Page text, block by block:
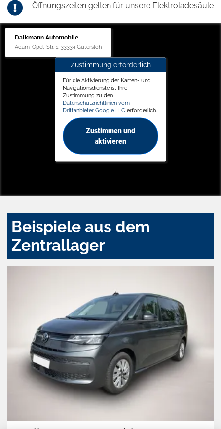
Öffnungszeiten gelten für unsere Elektroladesäule
Dalkmann Automobile
Adam-Opel-Str. 1, 33334 Gütersloh
Zustimmung erforderlich
Für die Aktivierung der Karten- und
Navigationsdienste ist Ihre
Zustimmung zu den
Datenschutzrichtlinien vom
Drittanbieter Google LLC erforderlich.
Zustimmen und
aktivieren
Beispiele aus dem
Zentrallager